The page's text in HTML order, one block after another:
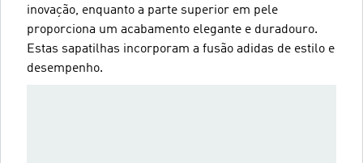
inovação, enquanto a parte superior em pele
proporciona um acabamento elegante e duradouro.
Estas sapatilhas incorporam a fusão adidas de estilo e
desempenho.